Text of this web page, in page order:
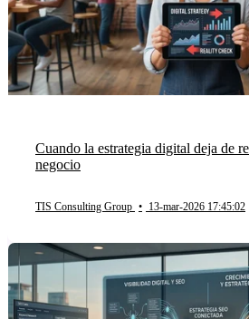
Cuando la estrategia digital deja de
negocio
TIS Consulting Group • 13-mar-2026 17:45:02